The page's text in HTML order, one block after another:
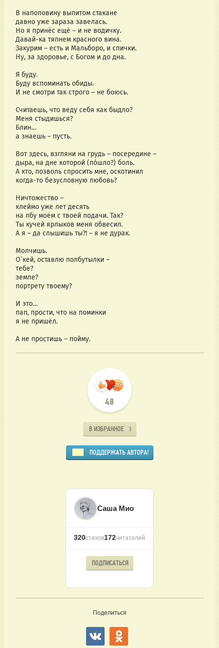
В наполовину выпитом стакане
давно уже зараза завелась.
Но я принёс ещё – и не водичку.
Давай-ка тяпнем красного вина.
Закурим – есть и Мальборо, и спички.
Ну, за здоровье, с Богом и до дна.
Я буду.
Буду вспоминать обиды.
И не смотри так строго – не боюсь.
Считаешь, что веду себя как быдло?
Меня стыдишься?
Блин…
а знаешь – пусть.
Вот здесь, взгляни на грудь – посередине –
дыра, на дне которой (по́шло?) боль.
А кто, позволь спросить мне, оскотинил
когда-то безусловную любовь?
Ничтожество –
клеймо уже лет десять
на лбу моём с твоей подачи. Так?
Ты кучей ярлыков меня обвесил.
А я – да слышишь ты?! – я не дурак.
Молчишь.
О`кей, оставлю полбутылки –
тебе?
земле?
портрету твоему?
И это…
пап, прости, что на поминки
я не пришёл.
А не простишь – пойму.
48
В ИЗБРАННОЕ 3
ПОДДЕРЖАТЬ АВТОРА!
Саша Мио
320стихов172читателей
ПОДПИСАТЬСЯ
Поделиться